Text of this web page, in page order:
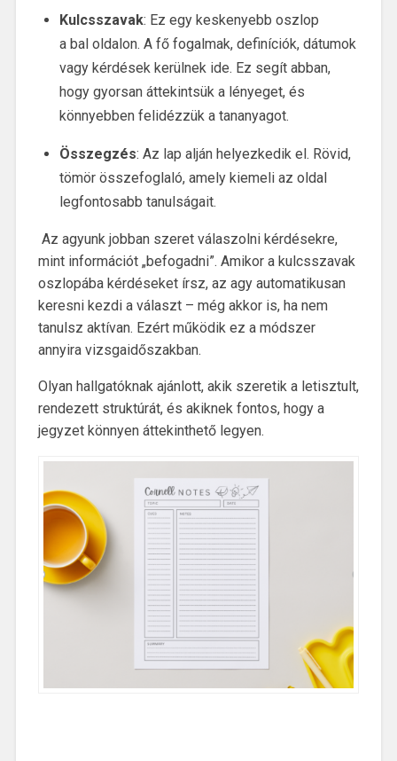
Kulcsszavak: Ez egy keskenyebb oszlop
a bal oldalon. A fő fogalmak, definíciók, dátumok
vagy kérdések kerülnek ide. Ez segít abban,
hogy gyorsan áttekintsük a lényeget, és
könnyebben felidézzük a tananyagot.
Összegzés: Az lap alján helyezkedik el. Rövid,
tömör összefoglaló, amely kiemeli az oldal
legfontosabb tanulságait.
Az agyunk jobban szeret válaszolni kérdésekre,
mint információt „befogadni”. Amikor a kulcsszavak
oszlopába kérdéseket írsz, az agy automatikusan
keresni kezdi a választ – még akkor is, ha nem
tanulsz aktívan. Ezért működik ez a módszer
annyira vizsgaidőszakban.
Olyan hallgatóknak ajánlott, akik szeretik a letisztult,
rendezett struktúrát, és akiknek fontos, hogy a
jegyzet könnyen áttekinthető legyen.